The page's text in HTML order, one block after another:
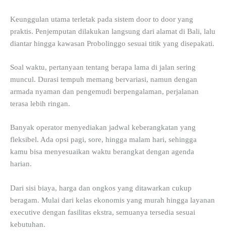
Keunggulan utama terletak pada sistem door to door yang
praktis. Penjemputan dilakukan langsung dari alamat di Bali, lalu
diantar hingga kawasan Probolinggo sesuai titik yang disepakati.
Soal waktu, pertanyaan tentang berapa lama di jalan sering
muncul. Durasi tempuh memang bervariasi, namun dengan
armada nyaman dan pengemudi berpengalaman, perjalanan
terasa lebih ringan.
Banyak operator menyediakan jadwal keberangkatan yang
fleksibel. Ada opsi pagi, sore, hingga malam hari, sehingga
kamu bisa menyesuaikan waktu berangkat dengan agenda
harian.
Dari sisi biaya, harga dan ongkos yang ditawarkan cukup
beragam. Mulai dari kelas ekonomis yang murah hingga layanan
executive dengan fasilitas ekstra, semuanya tersedia sesuai
kebutuhan.